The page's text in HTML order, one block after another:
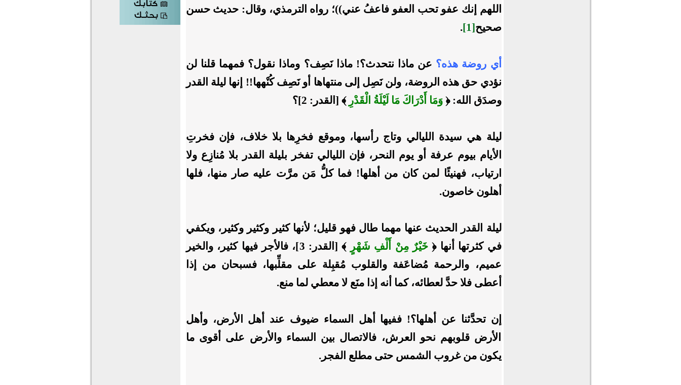
اللهم إنك عفو تحب العفو فاعفُ عني))؛ رواه الترمذي، وقال: حديث حسن
صحيح[1]
.
أي روضة هذه؟ عن ماذا نتحدث؟! ماذا نَصِف؟ وماذا نقول؟ فمهما قلنا لن
نؤدي حق هذه الروضة، ولن نَصِل إلى منتهاها أو نَصِف كُنْهها!! إنها ليلة القدر
وصدَق الله: ﴿وَمَا أَدْرَاكَ مَا لَيْلَةُ الْقَدْرِ ﴾ [القدر: 2]؟
ليلة هي سيدة الليالي وتاج رأسها، وموقع فخرِها بلا خلاف، فإن فخرتِ
الأيام بيوم عرفة أو يوم النحر، فإن الليالي تفخر بليلة القدر بلا مُنازِع ولا
ارتياب، فهنيئًا لمن كان من أهلها! فما كلُّ مَن مرَّت عليه صار منها، فلها
أهلون خاصون.
ليلة القدر الحديث عنها مهما طال فهو قليل؛ لأنها كثير وكثير وكثير، ويكفي
في كثرتها أنها ﴿خَيْرٌ مِنْ أَلْفِ شَهْرٍ
﴾ [القدر: 3]، فالأجر فيها كثير، والخير
عميم، والرحمة مُضاعَفة والقلوب مُقبِلة على مقلِّبها، فسبحان من إذا
أعطى فلا حدَّ لعطائه، كما أنه إذا منَع لا معطي لما منع.
إن تحدَّثنا عن أهلها؟! ففيها أهل السماء ضيوف عند أهل الأرض، وأهل
الأرض قلوبهم نحو العرش، فالاتصال بين السماء والأرض على أقوى ما
يكون من غروب الشمس حتى مطلع الفجر.